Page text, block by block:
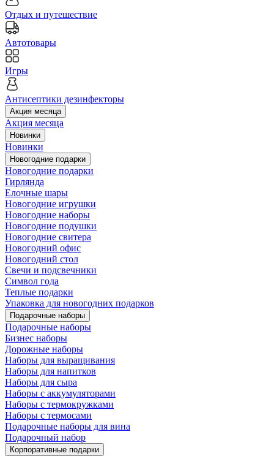
Отдых и путешествие
Автотовары
Игры
Антисептики дезинфекторы
Акция месяца
Акция месяца
Новинки
Новинки
Новогодние подарки
Новогодние подарки
Гирлянда
Елочные шары
Новогодние игрушки
Новогодние наборы
Новогодние подушки
Новогодние свитера
Новогодний офис
Новогодний стол
Свечи и подсвечники
Символ года
Теплые подарки
Упаковка для новогодних подарков
Подарочные наборы
Подарочные наборы
Бизнес наборы
Дорожные наборы
Наборы для выращивания
Наборы для напитков
Наборы для сыра
Наборы с аккумуляторами
Наборы с термокружками
Наборы с термосами
Подарочные наборы для вина
Подарочный набор
Корпоративные подарки